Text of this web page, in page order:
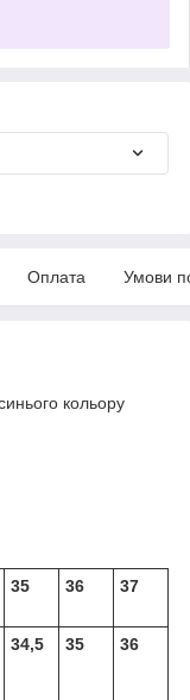
Оплата Умови
кольору
35 36 37
34,5 35 36